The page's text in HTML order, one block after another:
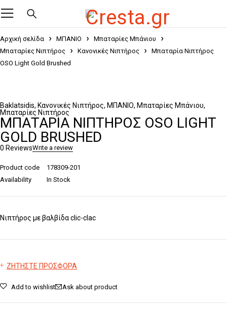
Αρχική σελίδα ΜΠΑΝΙΟ
Μπαταρίες Μπάνιου
Μπαταρίες Νιπτήρος
Κανονικές Νιπτήρος
Μπαταρία Νιπτήρος
OSO Light Gold Brushed
Baklatsidis, Κανονικές Νιπτήρος, ΜΠΑΝΙΟ, Μπαταρίες Μπάνιου,
Μπαταρίες Νιπτήρος
ΜΠΑΤΑΡΊΑ ΝΙΠΤΉΡΟΣ OSO LIGHT
GOLD BRUSHED
0 ReviewsWrite a review
Product code
178309-201
Availability
In Stock
Νιπτήρος με βαλβίδα clic-clac
ΖΗΤΗΣΤΕ ΠΡΟΣΦΟΡΑ
Add to wishlist Ask about product